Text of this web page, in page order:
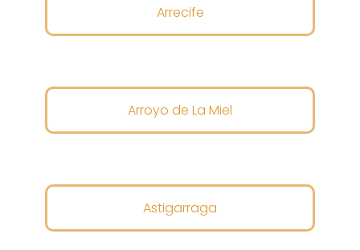
Arrecife
Arroyo de La Miel
Astigarraga